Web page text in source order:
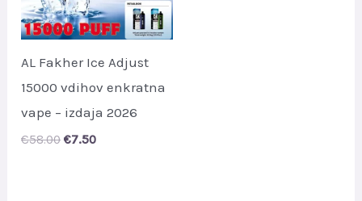
AL Fakher Ice Adjust
15000 vdihov enkratna
vape – izdaja 2026
€58.00 Original
€7.50Current